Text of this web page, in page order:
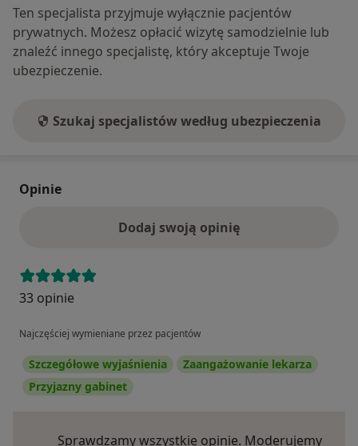
Ten specjalista przyjmuje wyłącznie pacjentów
prywatnych. Możesz opłacić wizytę samodzielnie lub
znaleźć innego specjalistę, który akceptuje Twoje
ubezpieczenie.
Szukaj specjalistów według ubezpieczenia
Opinie
Dodaj swoją opinię
33 opinie
Najczęściej wymieniane przez pacjentów
Szczegółowe wyjaśnienia
Zaangażowanie lekarza
Przyjazny gabinet
Sprawdzamy wszystkie opinie. Moderujemy